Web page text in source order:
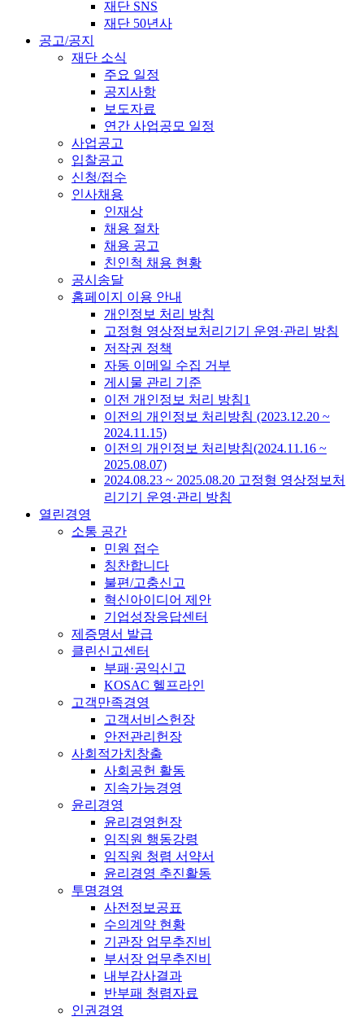
재단 SNS
재단 50년사
공고/공지
재단 소식
주요 일정
공지사항
보도자료
연간 사업공모 일정
사업공고
입찰공고
신청/접수
인사채용
인재상
채용 절차
채용 공고
친인척 채용 현황
공시송달
홈페이지 이용 안내
개인정보 처리 방침
고정형 영상정보처리기기 운영·관리 방침
저작권 정책
자동 이메일 수집 거부
게시물 관리 기준
이전 개인정보 처리 방침1
이전의 개인정보 처리방침 (2023.12.20 ~
2024.11.15)
이전의 개인정보 처리방침(2024.11.16 ~
2025.08.07)
2024.08.23 ~ 2025.08.20 고정형 영상정보처
리기기 운영·관리 방침
열린경영
소통 공간
민원 접수
칭찬합니다
불편/고충신고
혁신아이디어 제안
기업성장응답센터
제증명서 발급
클린신고센터
부패·공익신고
KOSAC 헬프라인
고객만족경영
고객서비스헌장
안전관리헌장
사회적가치창출
사회공헌 활동
지속가능경영
윤리경영
윤리경영헌장
임직원 행동강령
임직원 청렴 서약서
윤리경영 추진활동
투명경영
사전정보공표
수의계약 현황
기관장 업무추진비
부서장 업무추진비
내부감사결과
반부패 청렴자료
인권경영